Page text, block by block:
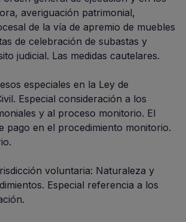
averiguación patrimonial,
de la vía de apremio de muebles
de celebración de subastas y
judicial. Las medidas cautelares.
especiales en la Ley de
Especial consideración a los
y al proceso monitorio. El
pago en el procedimiento monitorio.
voluntaria: Naturaleza y
Especial referencia a los